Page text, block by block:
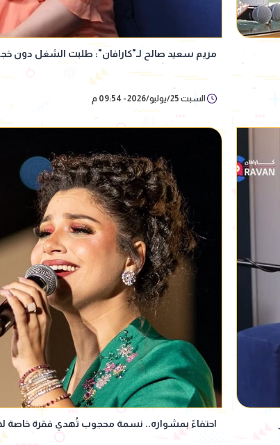
مريم سعيد صالح لـ"كارافان": طلبت الشغل دون
السبت 25/يوليو/2026 - 09:54 م
احتفاءً بمشواره.. نسمة محجوب تُهدي فقرة خاصة